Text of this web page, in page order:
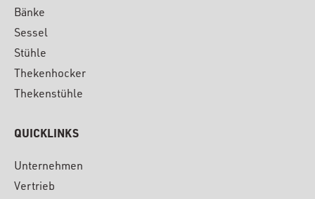
Bänke
Sessel
Stühle
Thekenhocker
Thekenstühle
QUICKLINKS
Unternehmen
Vertrieb